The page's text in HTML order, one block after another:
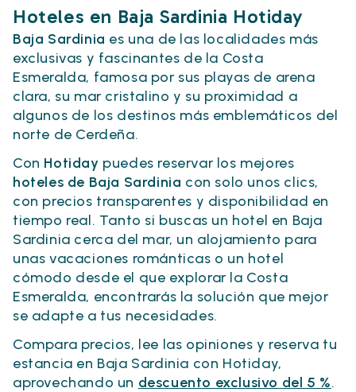
Hoteles en Baja Sardinia Hotiday
Baja Sardinia es una de las localidades más
exclusivas y fascinantes de la Costa
Esmeralda, famosa por sus playas de arena
clara, su mar cristalino y su proximidad a
algunos de los destinos más emblemáticos del
norte de Cerdeña.
Con Hotiday puedes reservar los mejores
hoteles de Baja Sardinia con solo unos clics,
con precios transparentes y disponibilidad en
tiempo real. Tanto si buscas un hotel en Baja
Sardinia cerca del mar, un alojamiento para
unas vacaciones románticas o un hotel
cómodo desde el que explorar la Costa
Esmeralda, encontrarás la solución que mejor
se adapte a tus necesidades.
Compara precios, lee las opiniones y reserva tu
estancia en Baja Sardinia con Hotiday,
aprovechando un descuento exclusivo del 5 %.